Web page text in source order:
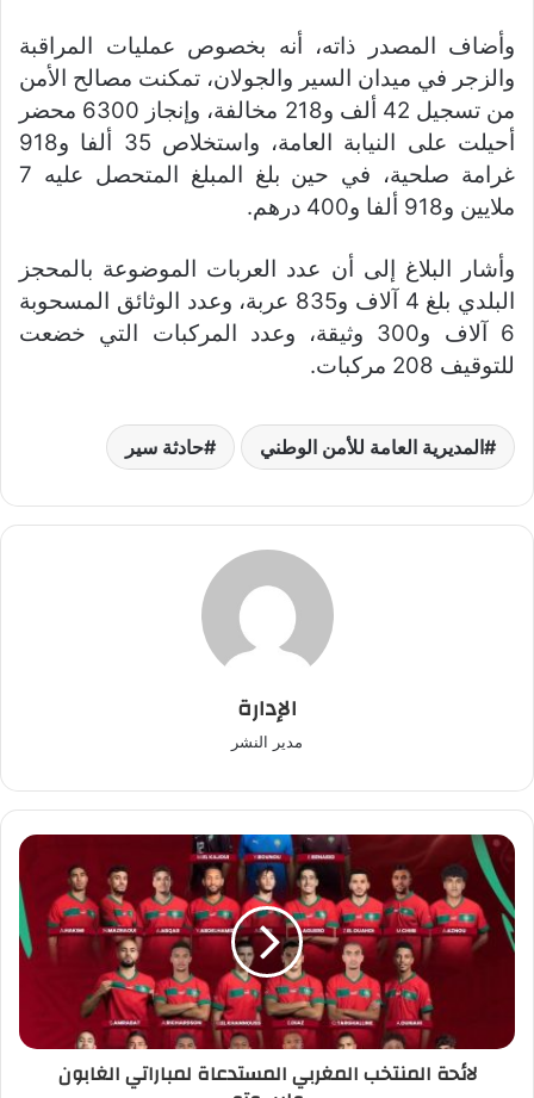
وأضاف المصدر ذاته، أنه بخصوص عمليات المراقبة
والزجر في ميدان السير والجولان، تمكنت مصالح الأمن
من تسجيل 42 ألف و218 مخالفة، وإنجاز 6300 محضر
أحيلت على النيابة العامة، واستخلاص 35 ألفا و918
غرامة صلحية، في حين بلغ المبلغ المتحصل عليه 7
ملايين و918 ألفا و400 درهم.
وأشار البلاغ إلى أن عدد العربات الموضوعة بالمحجز
البلدي بلغ 4 آلاف و835 عربة، وعدد الوثائق المسحوبة
6 آلاف و300 وثيقة، وعدد المركبات التي خضعت
للتوقيف 208 مركبات.
المديرية العامة للأمن الوطني حادثة سير
الإدارة
مدير النشر
لائحة
المنتخب
المغربي
المستدعاة
لمباراتي
لائحة المنتخب المغربي المستدعاة لمباراتي الغابون